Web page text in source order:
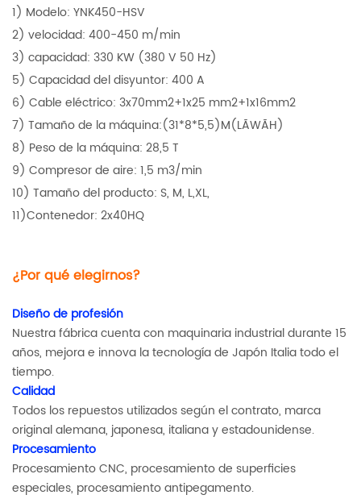
1) Modelo: YNK450-HSV
2) velocidad: 400-450 m/min
3) capacidad: 330 KW (380 V 50 Hz)
5) Capacidad del disyuntor: 400 A
6) Cable eléctrico: 3x70mm2+1x25 mm2+1x16mm2
7) Tamaño de la máquina:(31*8*5,5)M(LÃWÃH)
8) Peso de la máquina: 28,5 T
9) Compresor de aire: 1,5 m3/min
10) Tamaño del producto: S, M, L,XL,
11)Contenedor: 2x40HQ
¿Por qué elegirnos?
Diseño de profesión
Nuestra fábrica cuenta con maquinaria industrial durante 15
años, mejora e innova la tecnología de Japón Italia todo el
tiempo.
Calidad
Todos los repuestos utilizados según el contrato, marca
original alemana, japonesa, italiana y estadounidense.
Procesamiento
Procesamiento CNC, procesamiento de superficies
especiales, procesamiento antipegamento.